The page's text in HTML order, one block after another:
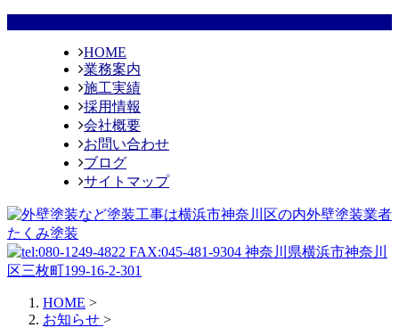
HOME
業務案内
施工実績
採用情報
会社概要
お問い合わせ
ブログ
サイトマップ
HOME >
お知らせ >